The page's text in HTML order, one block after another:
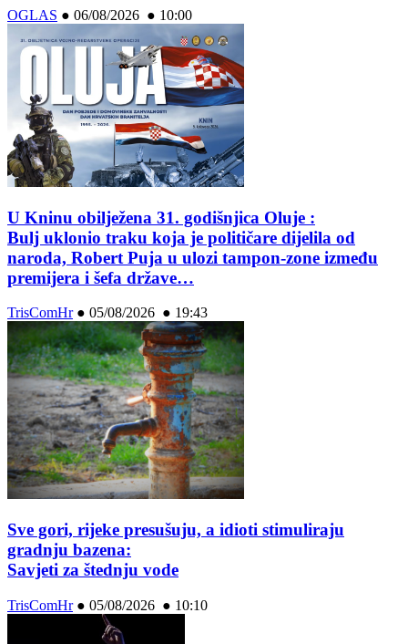
OGLAS ● 06/08/2026 ● 10:00
U Kninu obilježena 31. godišnjica Oluje :
Bulj uklonio traku koja je političare dijelila od
naroda, Robert Puja u ulozi tampon-zone između
premijera i šefa države…
TrisComHr● 05/08/2026 ● 19:43
Sve gori, rijeke presušuju, a idioti stimuliraju
gradnju bazena:
Savjeti za štednju vode
TrisComHr● 05/08/2026 ● 10:10